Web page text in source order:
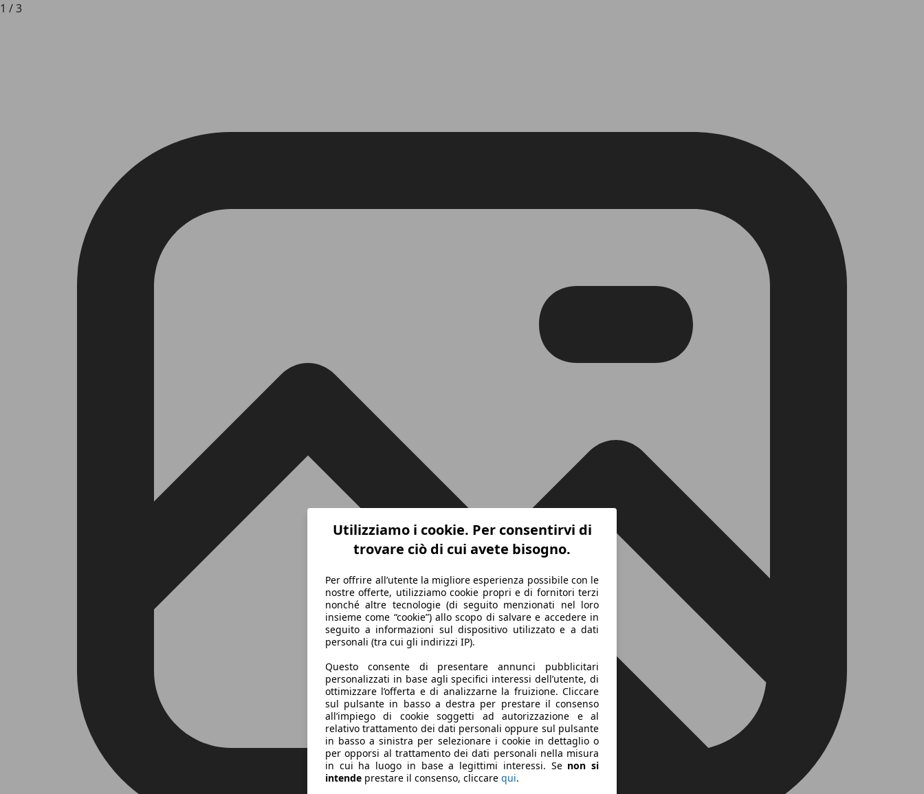
1 /3
Utilizziamo i cookie. Per consentirvi di
trovare ciò di cui avete bisogno.
Per offrire all’utente la migliore esperienza possibile con le
nostre offerte, utilizziamo cookie propri e di fornitori terzi
nonché altre tecnologie (di seguito menzionati nel loro
insieme come “cookie”) allo scopo di salvare e accedere in
seguito a informazioni sul dispositivo utilizzato e a dati
personali (tra cui gli indirizzi IP).
Questo consente di presentare annunci pubblicitari
personalizzati in base agli specifici interessi dell’utente, di
ottimizzare l’offerta e di analizzarne la fruizione. Cliccare
sul pulsante in basso a destra per prestare il consenso
all’impiego di cookie soggetti ad autorizzazione e al
relativo trattamento dei dati personali oppure sul pulsante
in basso a sinistra per selezionare i cookie in dettaglio o
per opporsi al trattamento dei dati personali nella misura
in cui ha luogo in base a legittimi interessi. Se non si
intende prestare il consenso, cliccare qui.